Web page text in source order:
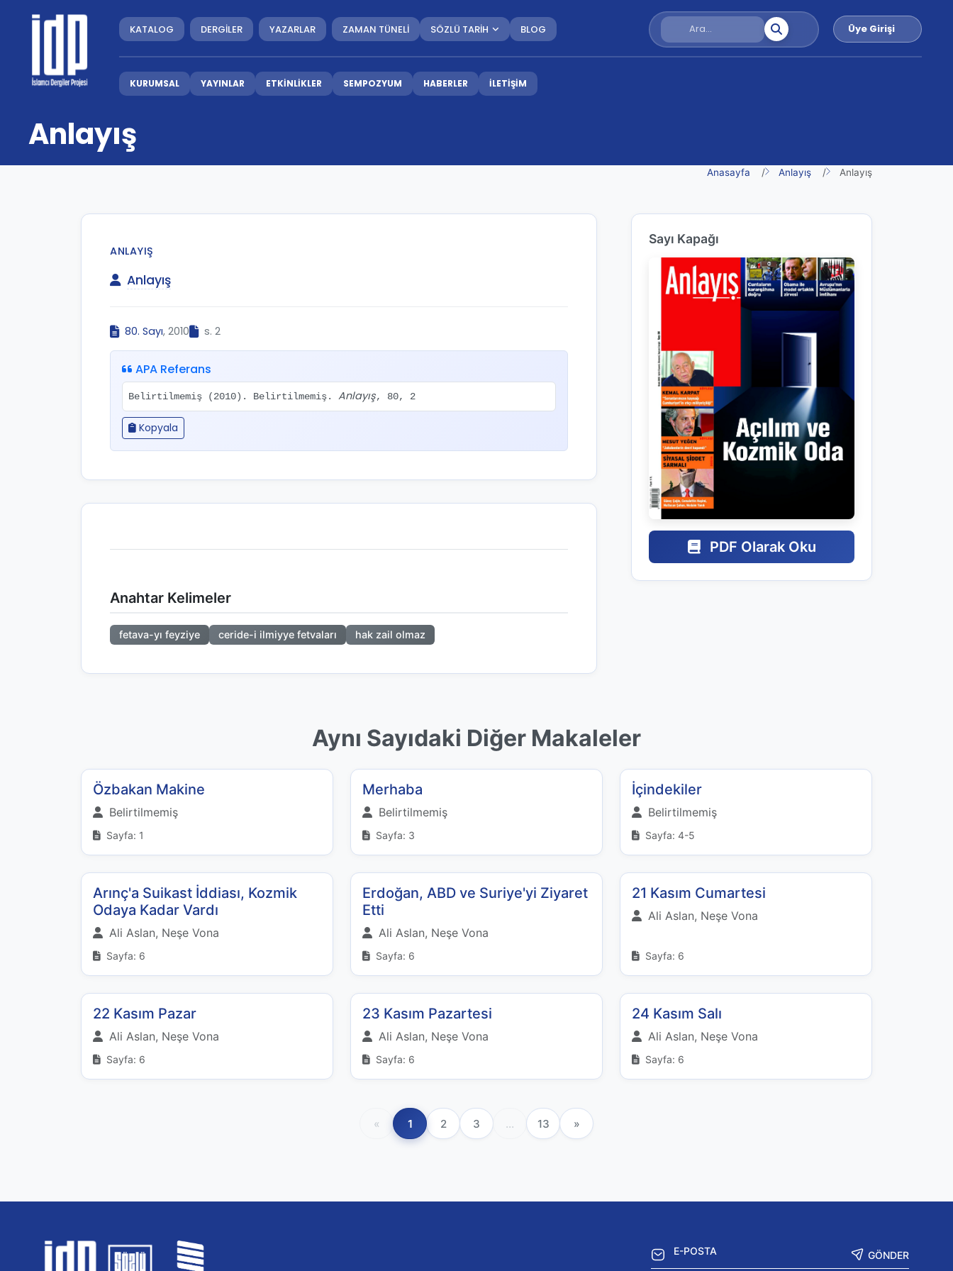
KATALOG DERGİLER YAZARLAR ZAMAN TÜNELİ SÖZLÜ TARİH BLOG Üye Girişi
KURUMSAL YAYINLAR ETKİNLİKLER SEMPOZYUM HABERLER İLETİŞİM
Anlayış
Anasayfa Anlayış Anlayış
ANLAYIŞ
Anlayış
80. Sayı, 2010 s. 2
APA Referans
Belirtilmemiş (2010). Belirtilmemiş. Anlayış, 80, 2
Kopyala
Anahtar Kelimeler
fetava-yı feyziye ceride-i ilmiyye fetvaları hak zail olmaz
Sayı Kapağı
PDF Olarak Oku
Aynı Sayıdaki Diğer Makaleler
Özbakan Makine
Belirtilmemiş
Sayfa: 1
Merhaba
Belirtilmemiş
Sayfa: 3
İçindekiler
Belirtilmemiş
Sayfa: 4-5
Arınç'a Suikast İddiası, Kozmik
Odaya Kadar Vardı
Ali Aslan, Neşe Vona
Sayfa: 6
Erdoğan, ABD ve Suriye'yi Ziyaret
Etti
Ali Aslan, Neşe Vona
Sayfa: 6
21 Kasım Cumartesi
Ali Aslan, Neşe Vona
Sayfa: 6
22 Kasım Pazar
Ali Aslan, Neşe Vona
Sayfa: 6
23 Kasım Pazartesi
Ali Aslan, Neşe Vona
Sayfa: 6
24 Kasım Salı
Ali Aslan, Neşe Vona
Sayfa: 6
« 1 2 3 ... 13 »
GÖNDER